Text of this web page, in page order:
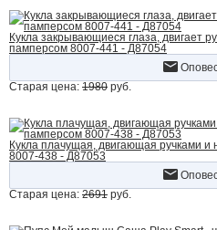
Кукла закрывающиеся глаза, двигает
памперсом 8007-441 - Д87054
Старая цена: 1980 руб.
Кукла плачущая, двигающая ручками
8007-438 - Д87053
Старая цена: 2691 руб.